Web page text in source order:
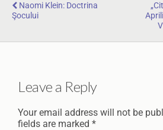
Naomi Klein: Doctrina
Şocului
Leave a Reply
Your email address will not be
fields are marked *